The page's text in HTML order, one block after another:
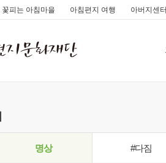
꽃피는 아침마을 아침편지 여행 아버지센터
명상 #다짐